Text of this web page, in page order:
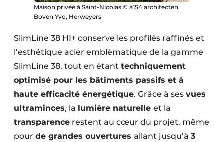
Maison privée à Saint-Nicolas © a154 architecten,
Boven Yvo, Herweyers
SlimLine 38 HI+ conserve les profilés raffinés et
l’esthétique acier emblématique de la gamme
SlimLine 38, tout en étant techniquement
optimisé pour les bâtiments passifs et à
haute efficacité énergétique. Grâce à ses vues
ultraminces, la lumière naturelle et la
transparence restent au cœur du projet, même
pour de grandes ouvertures allant jusqu’à 3